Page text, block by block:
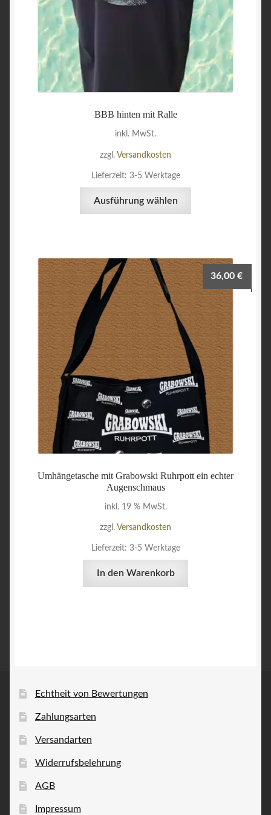
gewählt
werden
BBB hinten mit Ralle
inkl. MwSt.
zzgl. Versandkosten
Lieferzeit: 3-5 Werktage
Ausführung wählen
auf.
Die
Optionen
können
auf
der
Produktseite
gewählt
werden
Umhängetasche mit Grabowski Ruhrpott ein echter
Augenschmaus
36,00€
inkl. 19 % MwSt.
zzgl. Versandkosten
Lieferzeit: 3-5 Werktage
In den Warenkorb
Echtheit von Bewertungen
Zahlungsarten
Versandarten
Widerrufsbelehrung
AGB
Impressum